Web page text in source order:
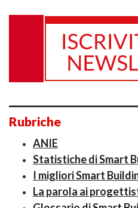
Rubriche
ANIE
Statistiche di Smart
I migliori Smart
La parola ai